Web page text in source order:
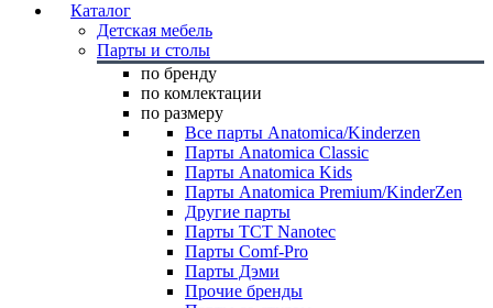
Каталог
Детская мебель
Парты и столы
по бренду
по комлектации
по размеру
Все парты Anatomica/Kinderzen
Парты Anatomica Classic
Парты Anatomica Kids
Парты Anatomica Premium/KinderZen
Другие парты
Парты TCT Nanotec
Парты Comf-Pro
Парты Дэми
Прочие бренды